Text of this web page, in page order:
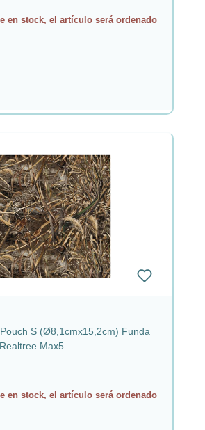
en stock, el artículo será ordenado
S (Ø8,1cmx15,2cm) Funda
Max5
en stock, el artículo será ordenado